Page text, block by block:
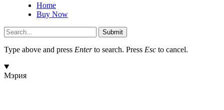
Home
Buy Now
Submit
Type above and press Enterto search. Press Esc to cancel.
Мэрия